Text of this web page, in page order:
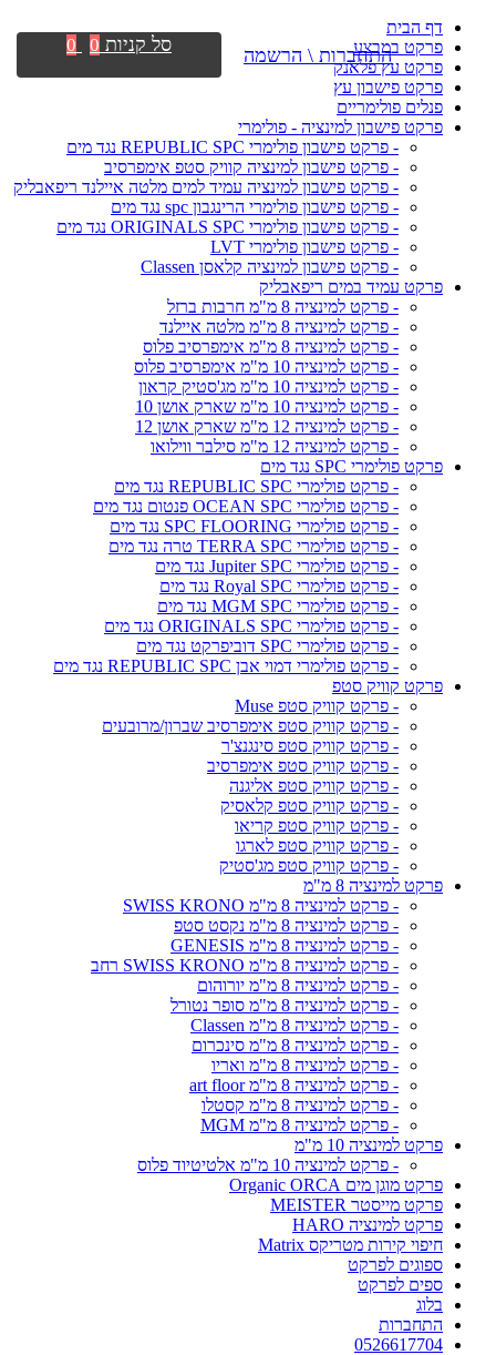
דף הבית
פרקט במבצע
פרקט עץ פלאנק
פרקט פישבון עץ
פנלים פולימריים
פרקט פישבון למינציה - פולימרי
- פרקט פישבון פולימרי REPUBLIC SPC נגד מים
- פרקט פישבון למינציה קוויק סטפ אימפרסיב
- פרקט פישבון למינציה עמיד למים מלטה איילנד ריפאבליק
- פרקט פישבון פולימרי הרינגבון spc נגד מים
- פרקט פישבון פולימרי ORIGINALS SPC נגד מים
- פרקט פישבון פולימרי LVT
- פרקט פישבון למינציה קלאסן Classen
פרקט עמיד במים ריפאבליק
- פרקט למינציה 8 מ"מ חרבות ברזל
- פרקט למינציה 8 מ"מ מלטה איילנד
- פרקט למינציה 8 מ"מ אימפרסיב פלוס
- פרקט למינציה 10 מ"מ אימפרסיב פלוס
- פרקט למינציה 10 מ"מ מג'סטיק קראון
- פרקט למינציה 10 מ"מ שארק אושן 10
- פרקט למינציה 12 מ"מ שארק אושן 12
- פרקט למינציה 12 מ"מ סילבר ווילואו
פרקט פולימרי SPC נגד מים
- פרקט פולימרי REPUBLIC SPC נגד מים
- פרקט פולימרי OCEAN SPC פנטום נגד מים
- פרקט פולימרי SPC FLOORING נגד מים
- פרקט פולימרי TERRA SPC טרה נגד מים
- פרקט פולימרי Jupiter SPC נגד מים
- פרקט פולימרי Royal SPC נגד מים
- פרקט פולימרי MGM SPC נגד מים
- פרקט פולימרי ORIGINALS SPC נגד מים
- פרקט פולימרי SPC דוביפרקט נגד מים
- פרקט פולימרי דמוי אבן REPUBLIC SPC נגד מים
פרקט קוויק סטפ
- פרקט קוויק סטפ Muse
- פרקט קוויק סטפ אימפרסיב שברון/מרובעים
- פרקט קוויק סטפ סינגנצ'ר
- פרקט קוויק סטפ אימפרסיב
- פרקט קוויק סטפ אליגנה
- פרקט קוויק סטפ קלאסיק
- פרקט קוויק סטפ קריאו
- פרקט קוויק סטפ לארגו
- פרקט קוויק סטפ מג'סטיק
פרקט למינציה 8 מ"מ
- פרקט למינציה 8 מ"מ SWISS KRONO
- פרקט למינציה 8 מ"מ נקסט סטפ
- פרקט למינציה 8 מ"מ GENESIS
- פרקט למינציה 8 מ"מ SWISS KRONO רחב
- פרקט למינציה 8 מ"מ יורוהום
- פרקט למינציה 8 מ"מ סופר נטורל
- פרקט למינציה 8 מ"מ Classen
- פרקט למינציה 8 מ"מ סינכרום
- פרקט למינציה 8 מ"מ ואריו
- פרקט למינציה 8 מ"מ art floor
- פרקט למינציה 8 מ"מ קסטלו
- פרקט למינציה 8 מ"מ MGM
פרקט למינציה 10 מ"מ
- פרקט למינציה 10 מ"מ אלטיטיוד פלוס
פרקט מוגן מים Organic ORCA
פרקט מייסטר MEISTER
פרקט למינציה HARO
חיפוי קירות מטריקס Matrix
ספוגים לפרקט
ספים לפרקט
בלוג
התחברות
0526617704
התחברות \ הרשמה סל קניות 0
0